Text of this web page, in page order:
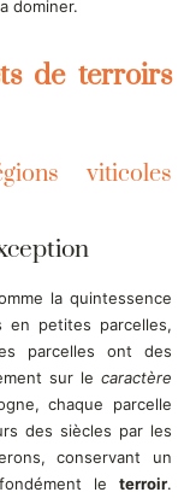
dominer.
de terroirs
viticoles
la quintessence
en petites parcelles,
parcelles ont des
sur le caractère
chaque parcelle
des siècles par les
conservant un
le terroir.